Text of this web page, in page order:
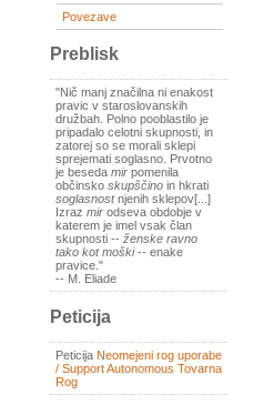
Povezave
Preblisk
"Nič manj značilna ni enakost
pravic v staroslovanskih
družbah. Polno pooblastilo je
pripadalo celotni skupnosti, in
zatorej so se morali sklepi
sprejemati soglasno. Prvotno
je beseda mir pomenila
občinsko skupščino in hkrati
soglasnostnjenih sklepov[...]
Izraz mir odseva obdobje v
katerem je imel vsak član
skupnosti -- ženske ravno
tako kot moški-- enake
pravice."
-- M. Eliade
Peticija
Peticija Neomejeni rog uporabe
/ Support Autonomous Tovarna
Rog